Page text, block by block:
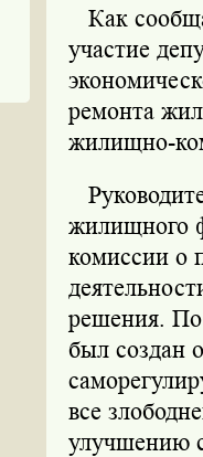
Как
участие
ремонта
жилищно-
жилищного
комиссии о
решения. По
был создан
все
улучшению